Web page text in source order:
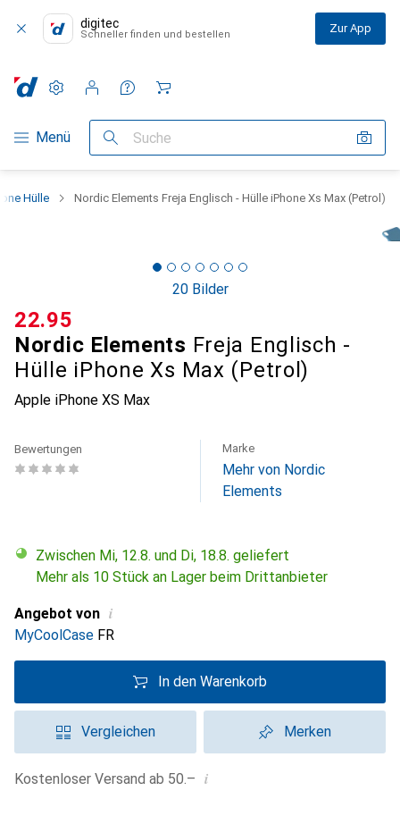
digitec
Schneller finden und bestellen Zur App
Navigation nach Kategorien
Menü Suche
Einstellungen
Kundenkonto
Vergleichslisten
Merklisten
Warenkorb
Hülle Nordic Elements Freja Englisch - Hülle iPhone Xs Max (Petrol)
20 Bilder
Nordic Elements Freja Englisch -
Hülle iPhone Xs Max (Petrol)
Apple iPhone XS Max
CHF
22.95
Bewertungen Marke
Mehr von Nordic
Elements
Zwischen Mi, 12.8. und Di, 18.8. geliefert
Mehr als 10 Stück an Lager beim Drittanbieter
Angebot von i
MyCoolCase FR
In den Warenkorb
Vergleichen Merken
Kostenloser Versand ab 50.– i